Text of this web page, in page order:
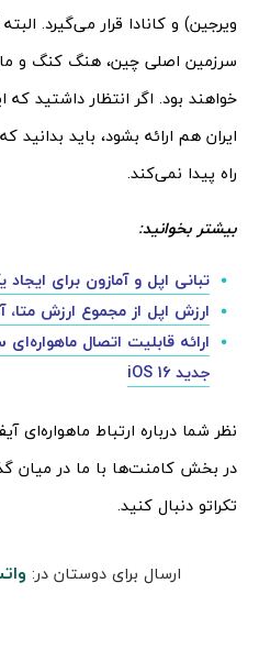
ویرجین) و کانادا قرار می‌گیرد.
سرزمین اصلی چین، هنگ کنگ و
خواهند بود. اگر انتظار داشتید
راه پیدا نمی‌کند.
بیشتر بخوانید:
تبانی اپل و آمازون برای
ارزش اپل از مجموع ارزش
جدید iOS 16
در بخش کامنت‌ها با ما در میان
تکراتو دنبال کنید.
ارسال برای دوستان در: